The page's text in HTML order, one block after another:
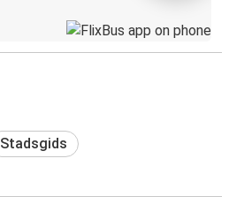
Stadsgids